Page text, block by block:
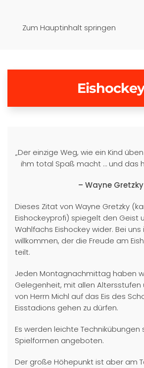
Zum Hauptinhalt springen
Schongau
„Der einzige Weg, wie ein Kind
ihm total Spaß macht … und das
– Wayne Gretzky
Dieses Zitat von Wayne Gretzky
Eishockeyprofi) spiegelt den Geist
Wahlfachs Eishockey wider. Bei
willkommen, der die Freude am
teilt.
Jeden Montagnachmittag haben
Gelegenheit, mit allen Altersstufen
von Herrn Michl auf das Eis des
Eisstadions gehen zu dürfen.
Es werden leichte Technikübungen
Spielformen angeboten.
Der große Höhepunkt ist aber am